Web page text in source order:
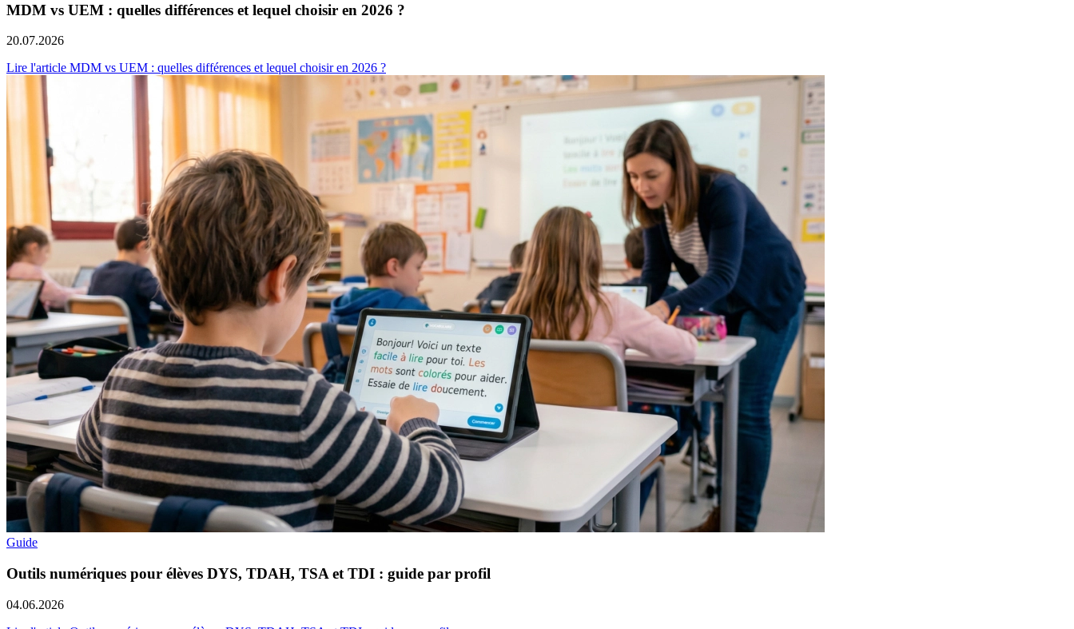
MDM vs UEM : quelles différences et lequel choisir en 2026 ?
20.07.2026
Lire l'article MDM vs UEM : quelles différences et lequel choisir en 2026 ?
Guide
Outils numériques pour élèves DYS, TDAH, TSA et TDI : guide par profil
04.06.2026